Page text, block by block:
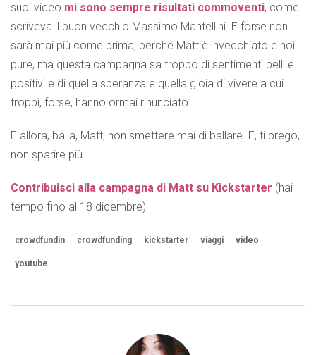
suoi video mi sono sempre risultati commoventi, come
scriveva il buon vecchio Massimo Mantellini. E forse non
sarà mai più come prima, perché Matt è invecchiato e noi
pure, ma questa campagna sa troppo di sentimenti belli e
positivi e di quella speranza e quella gioia di vivere a cui
troppi, forse, hanno ormai rinunciato.
E allora, balla, Matt, non smettere mai di ballare. E, ti prego,
non sparire più.
Contribuisci alla campagna di Matt su Kickstarter (hai
tempo fino al 18 dicembre)
crowdfundin crowdfunding kickstarter viaggi video
youtube